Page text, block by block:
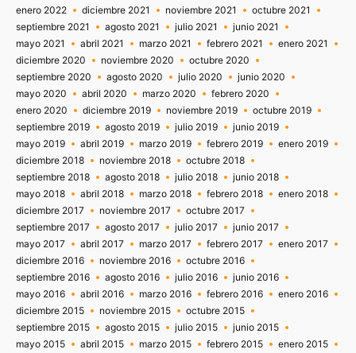
enero 2022
diciembre 2021 noviembre 2021
octubre 2021
septiembre 2021
agosto 2021 julio 2021
junio 2021
mayo 2021
abril 2021 marzo 2021 febrero 2021
enero 2021
diciembre 2020
noviembre 2020
octubre 2020
septiembre 2020
agosto 2020 julio 2020
junio 2020
mayo 2020
abril 2020 marzo 2020
febrero 2020
enero 2020
diciembre 2019 noviembre 2019
octubre 2019
septiembre 2019
agosto 2019 julio 2019
junio 2019
mayo 2019
abril 2019 marzo 2019 febrero 2019
enero 2019
diciembre 2018
noviembre 2018
octubre 2018
septiembre 2018
agosto 2018 julio 2018
junio 2018
mayo 2018
abril 2018 marzo 2018 febrero 2018
enero 2018
diciembre 2017
noviembre 2017
octubre 2017
septiembre 2017
agosto 2017 julio 2017
junio 2017
mayo 2017
abril 2017 marzo 2017 febrero 2017
enero 2017
diciembre 2016
noviembre 2016
octubre 2016
septiembre 2016
agosto 2016 julio 2016
junio 2016
mayo 2016
abril 2016 marzo 2016 febrero 2016
enero 2016
diciembre 2015
noviembre 2015
octubre 2015
septiembre 2015
agosto 2015 julio 2015
junio 2015
mayo 2015
abril 2015 marzo 2015 febrero 2015
enero 2015